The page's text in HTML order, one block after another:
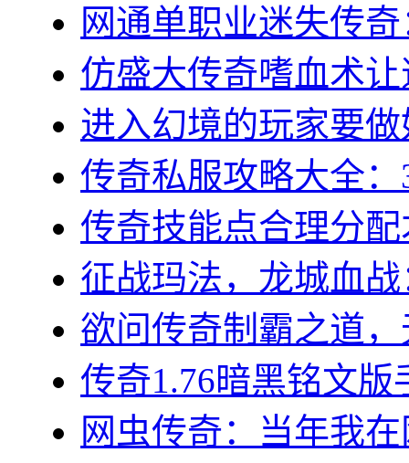
网通单职业迷失传
仿盛大传奇嗜血术
进入幻境的玩家要
传奇私服攻略大全
传奇技能点合理分
征战玛法，龙城血
欲问传奇制霸之道
传奇1.76暗黑铭文
网虫传奇：当年我